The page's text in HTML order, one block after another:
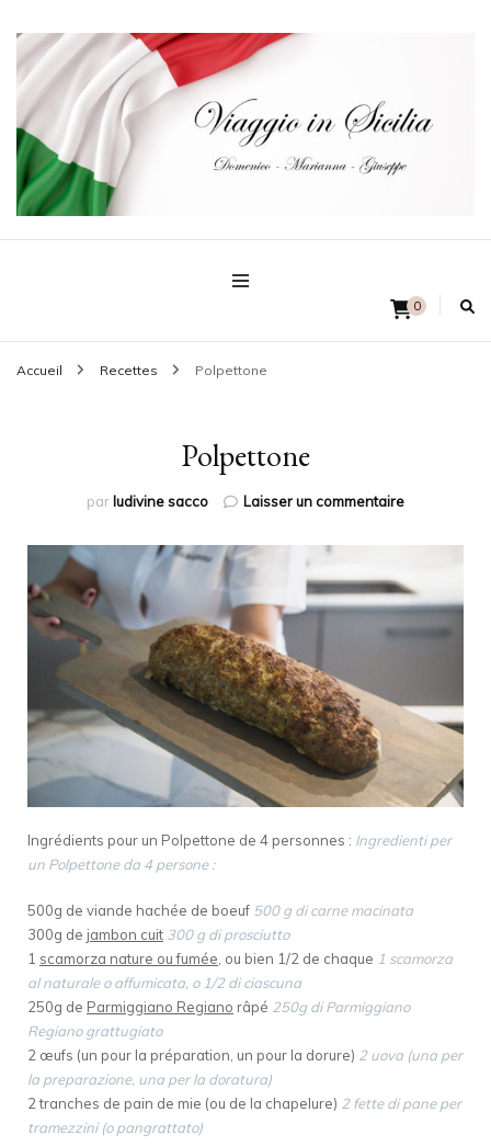
Viaggio in Sicilia
Domenico – Marianna – Giuseppe
0
Accueil Recettes Polpettone
Polpettone
par ludivine sacco Laisser un commentairesur
Ingrédients pour un Polpettone de 4 personnes : Ingredienti per
un Polpettone da 4 persone :
500g de viande hachée de boeuf 500 g di carne macinata
300g de jambon cuit 300 g di prosciutto
1 scamorza nature ou fumée , ou bien 1/2 de chaque 1 scamorza
al naturale o affumicata, o 1/2 di ciascuna
250g de Parmiggiano Regiano râpé 250g di Parmiggiano
Regiano grattugiato
2 œufs (un pour la préparation, un pour la dorure) 2 uova (una per
la preparazione, una per la doratura)
2 tranches de pain de mie (ou de la chapelure) 2 fette di pane per
tramezzini (o pangrattato)